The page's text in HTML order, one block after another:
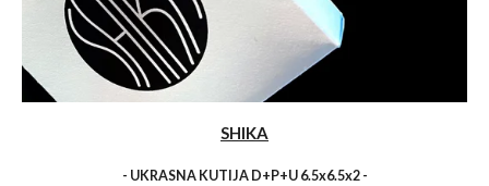
SHIKA
- UKRASNA KUTIJA D+P+U 6.5x6.5x2 -